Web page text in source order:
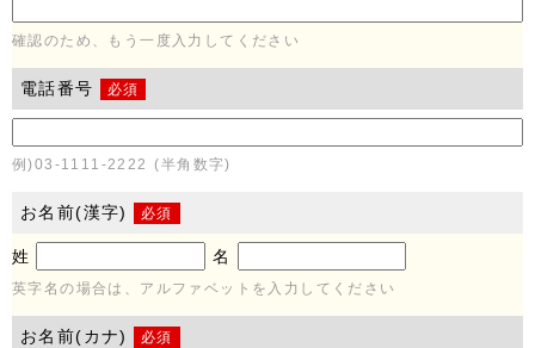
確認のため、もう一度入力してください
電話番号 必須
例)03-1111-2222 (半角数字)
お名前(漢字) 必須
姓 名
英字名の場合は、アルファベットを入力してください
お名前(カナ) 必須